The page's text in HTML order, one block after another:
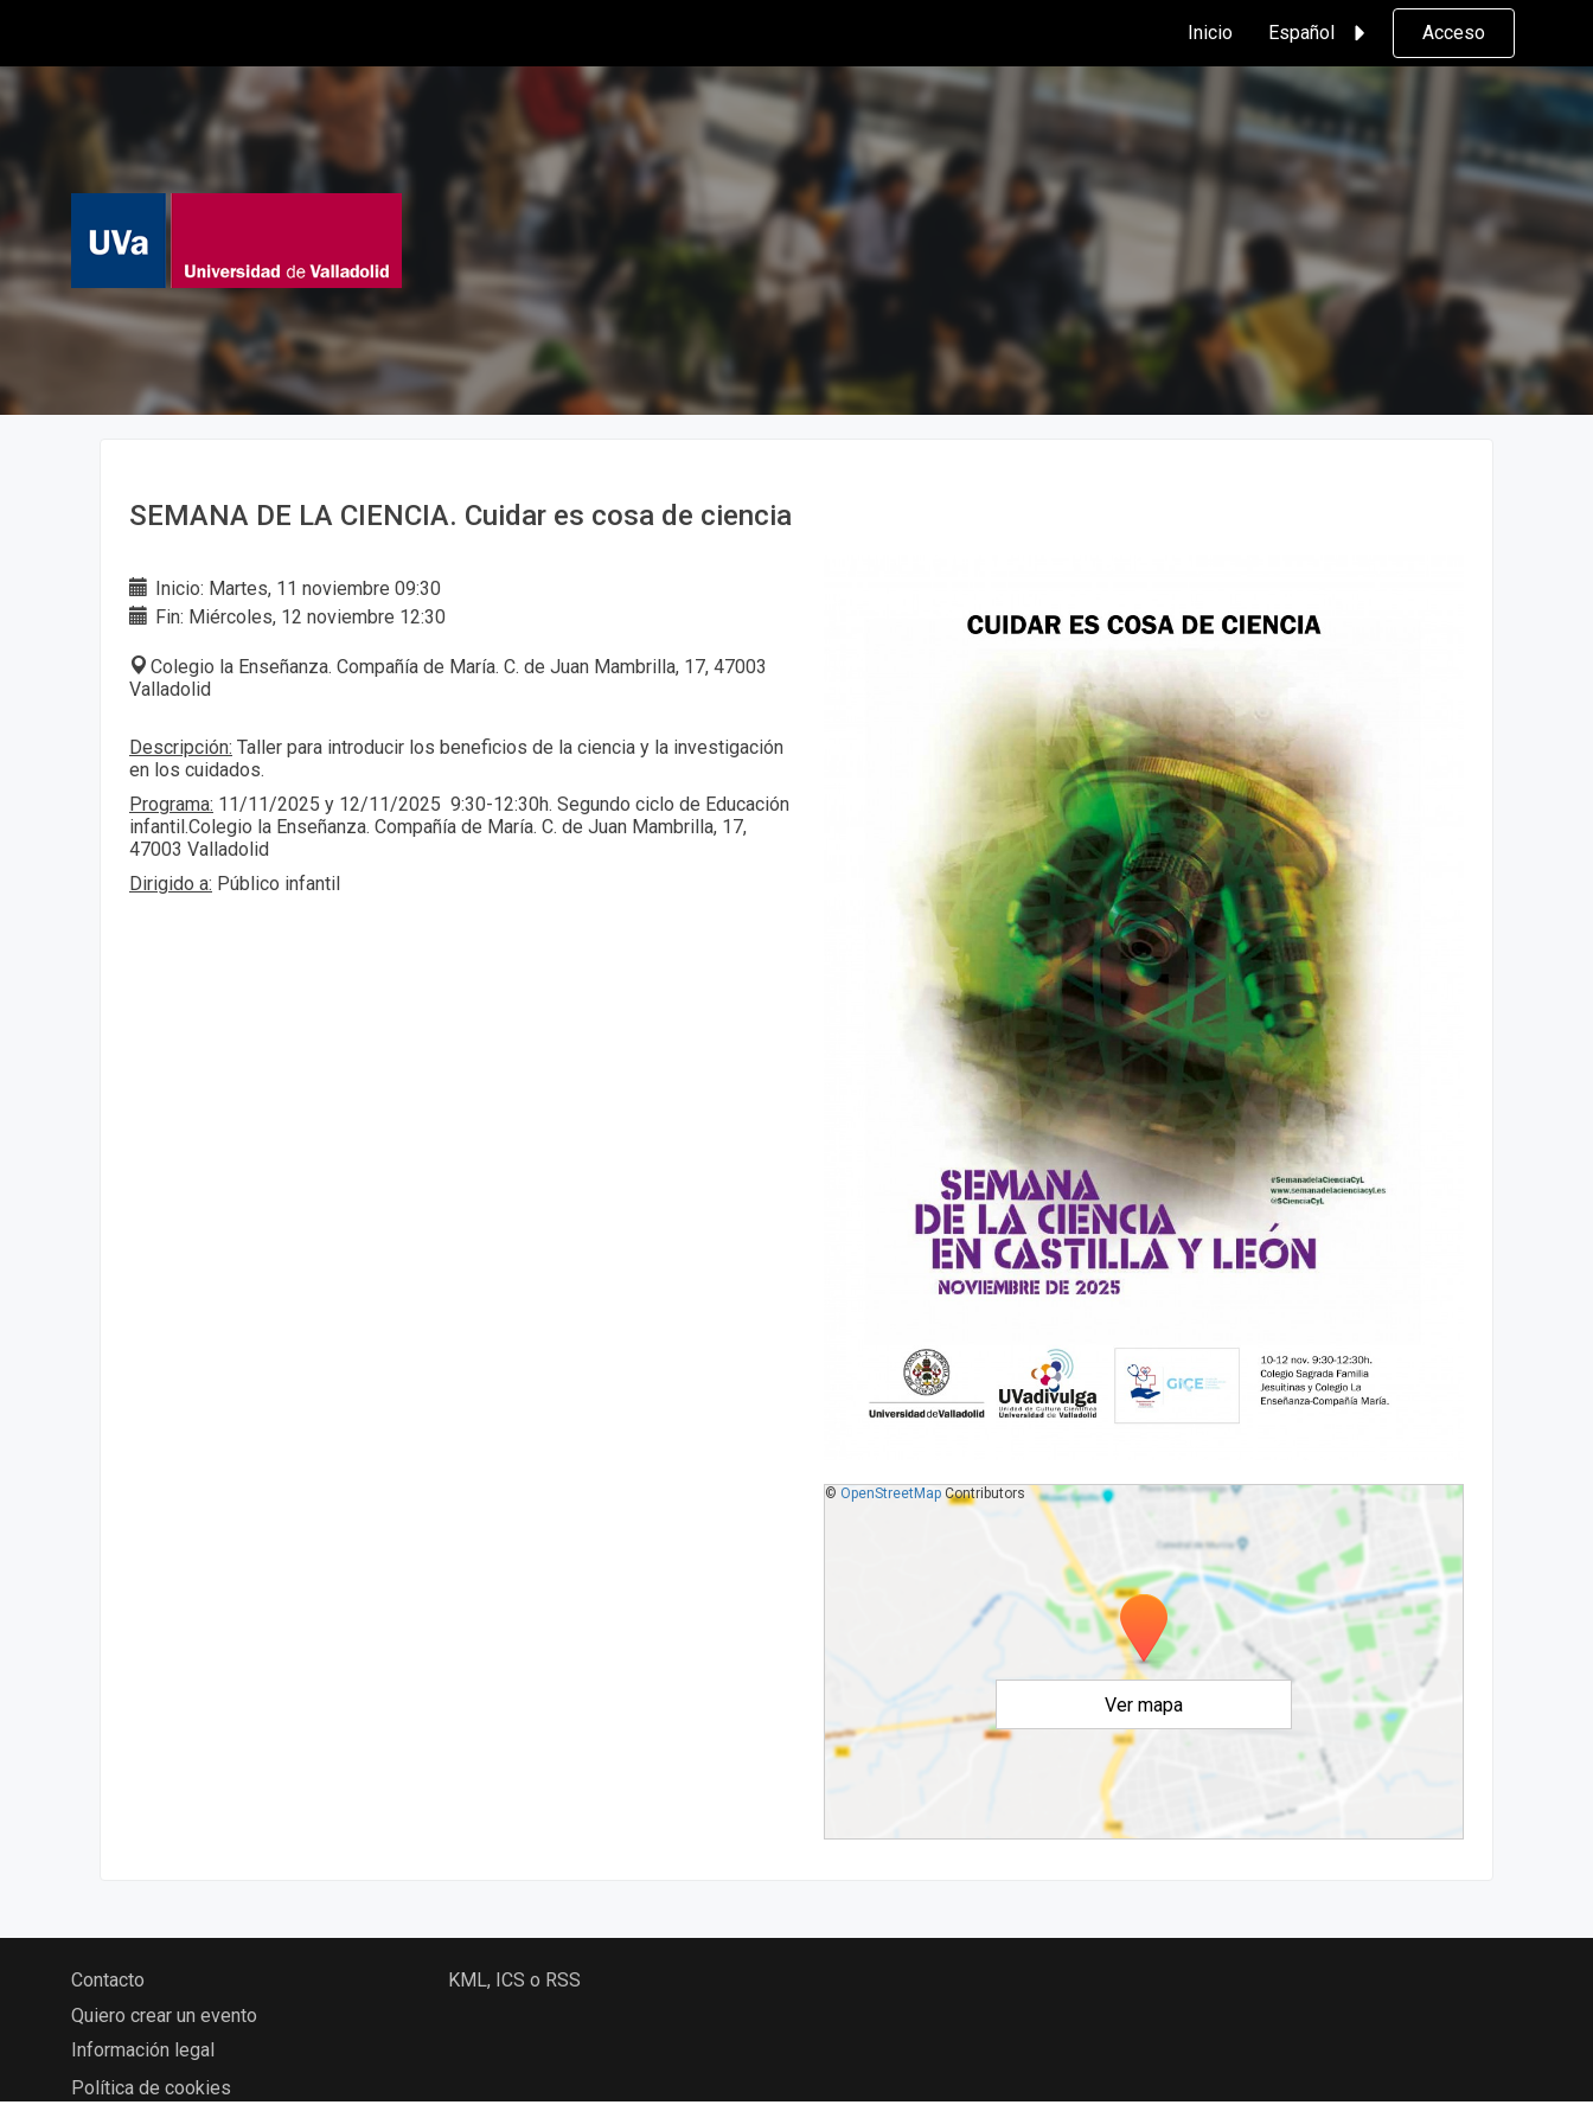
Inicio Español Acceso
SEMANA DE LA CIENCIA. Cuidar es cosa de ciencia
Inicio: Martes, 11 noviembre 09:30
Fin: Miércoles, 12 noviembre 12:30
Colegio la Enseñanza. Compañía de María. C. de Juan Mambrilla, 17, 47003
Valladolid
Descripción: Taller para introducir los beneficios de la ciencia y la investigación
en los cuidados.
Programa: 11/11/2025 y 12/11/2025 9:30-12:30h. Segundo ciclo de Educación
infantil.Colegio la Enseñanza. Compañía de María. C. de Juan Mambrilla, 17,
47003 Valladolid
Dirigido a: Público infantil
Ver mapa
© OpenStreetMapContributors
Contacto
Quiero crear un evento
Información legal
Política de cookies
KML, ICS o RSS